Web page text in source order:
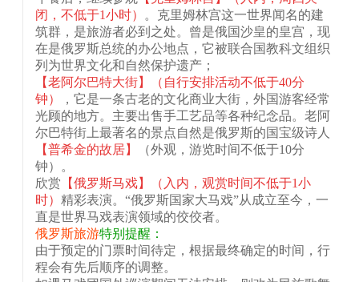
闭，不低于1小时）
。克里姆林宫这一世界闻名的建
筑群，是旅游者必到之处。曾是俄国沙皇的皇宫，现
在是俄罗斯总统的办公地点，它被联合国教科文组织
列为世界文化和自然保护遗产；
【老阿尔巴特大街】
（自行安排活动不低于40分
钟）
，它是一条古老的文化商业大街，外国游客经常
光顾的地方。主要出售手工艺品等各种纪念品。老阿
尔巴特街上最著名的景点自然是俄罗斯的国宝级诗人
【普希金的故居】
（外观，游览时间不低于10分
钟）。
欣赏 【俄罗斯马戏】
（入内，观赏时间不低于1小
时） 精彩表演。“俄罗斯国家大马戏”从成立至今，一
直是世界马戏表演领域的佼佼者。
俄罗斯旅游特别提醒：
由于预定的门票时间待定，根据最终确定的时间，行
程会有先后顺序的调整。